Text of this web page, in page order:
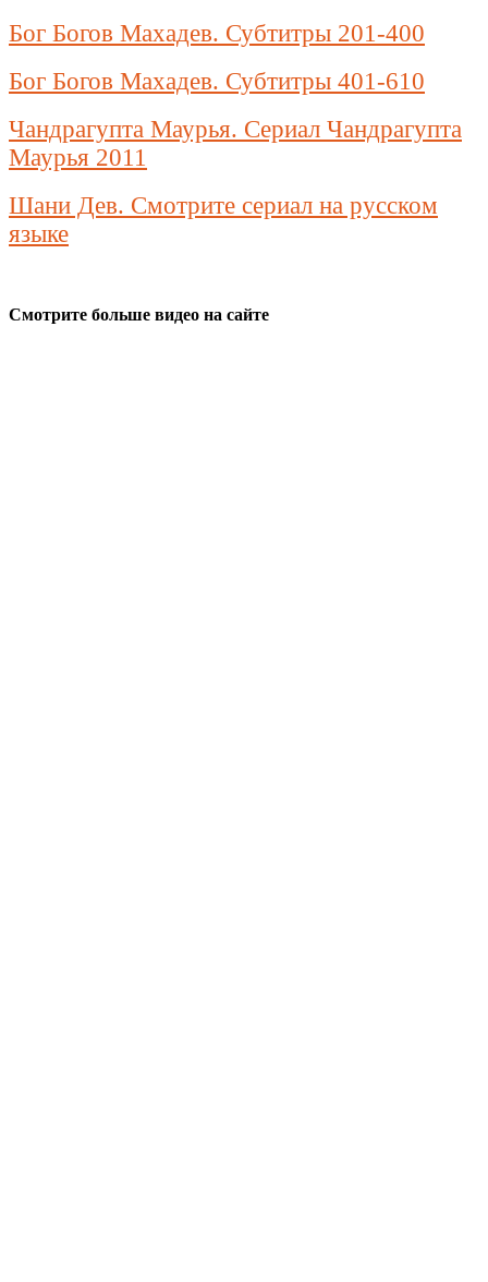
Бог Богов Махадев. Субтитры 201-400
Бог Богов Махадев. Субтитры 401-610
Чандрагупта Маурья. Сериал Чандрагупта
Маурья 2011
Шани Дев. Смотрите сериал на русском
языке
Смотрите больше видео на сайте